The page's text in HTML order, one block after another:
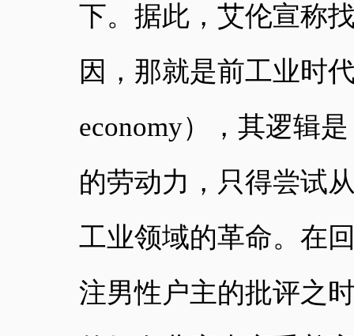
下。据此，艾伦宣称
因，那就是前工业时
economy），其逻辑
的劳动力，只得尝试
工业领域的革命。在
注男性户主的批评之